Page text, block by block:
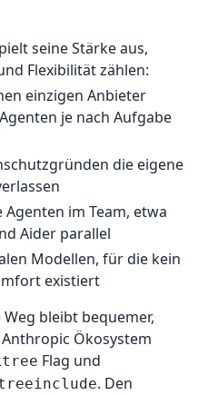
seine Stärke aus,
Flexibilität zählen:
einzigen Anbieter
je nach Aufgabe
die eigene
im Team, etwa
Aider parallel
Modellen, für die kein
existiert
bleibt bequemer,
Ökosystem
Flag und
. Den